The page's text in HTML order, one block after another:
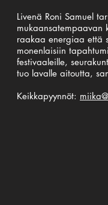
Livenä Roni Samuel
mukaansatempaavan
raakaa energiaa että
monenlaisiin
festivaaleille,
tuo lavalle aitoutta,
Keikkapyynnöt: